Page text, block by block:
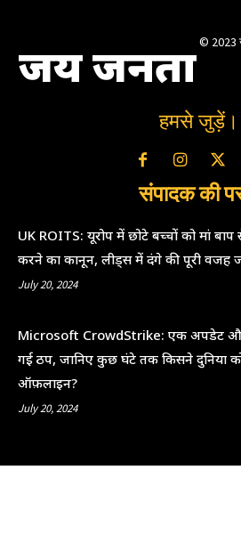
जय जनता © 2023
हमसे जुड़ें।
संपादक की
UK ROITS: यूरोप में छोटे बच्चों को मां
करने का कानून, लीड्स में दंगे की पूरी वजह
July 20, 2024
Microsoft CrowdStrike: एक अपडेट और
गई ठप, जानिए कुछ घंटे तक किसने दुनिया
ऑफ़लाइन?
July 20, 2024